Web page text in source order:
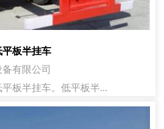
板半挂车
有限公司
板半挂车。低平板半...